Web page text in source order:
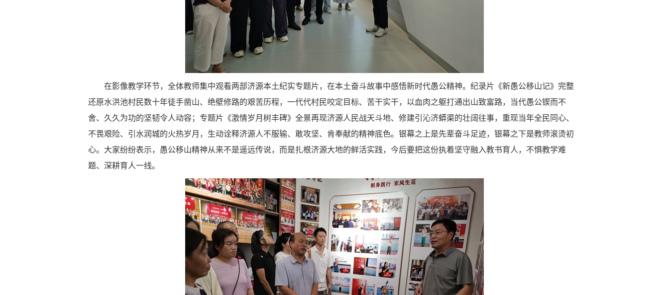
在影像教学环节，全体教师集中观看两部济源本土纪实专题片，在本土奋斗故事中感悟新时代愚公精神。纪录片《新愚公移山记》完整
还原水洪池村民数十年徒手凿山、绝壁修路的艰苦历程，一代代村民咬定目标、苦干实干，以血肉之躯打通出山致富路，当代愚公锲而不
舍、久久为功的坚韧令人动容；专题片《激情岁月树丰碑》全景再现济源人民战天斗地、修建引沁济蟒渠的壮阔往事，重现当年全民同心、
不畏艰险、引水润城的火热岁月，生动诠释济源人不服输、敢攻坚、肯奉献的精神底色。银幕之上是先辈奋斗足迹，银幕之下是教师滚烫初
心。大家纷纷表示，愚公移山精神从来不是遥远传说，而是扎根济源大地的鲜活实践，今后要把这份执着坚守融入教书育人，不惧教学难
题、深耕育人一线。